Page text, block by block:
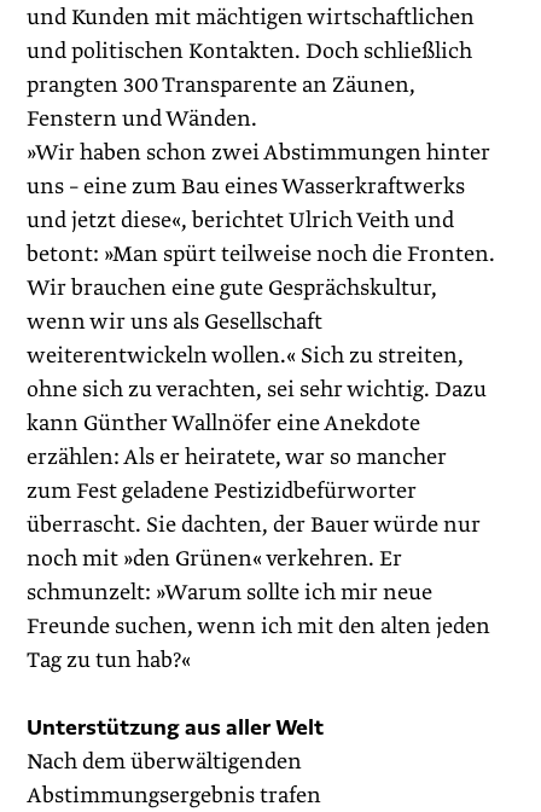
und Kunden mit mächtigen wirtschaftlichen
und politischen Kontakten. Doch schließlich
prangten 300 Transparente an Zäunen,
Fenstern und Wänden.
»Wir haben schon zwei Abstimmungen hinter
uns – eine zum Bau eines Wasserkraftwerks
und jetzt diese«, berichtet Ulrich Veith und
betont: »Man spürt teilweise noch die Fronten.
Wir brauchen eine gute Gesprächskultur,
wenn wir uns als Gesellschaft
weiterentwickeln wollen.« Sich zu streiten,
ohne sich zu verachten, sei sehr wichtig. Dazu
kann Günther Wallnöfer eine Anekdote
erzählen: Als er heiratete, war so mancher
zum Fest geladene Pestizidbefürworter
überrascht. Sie dachten, der Bauer würde nur
noch mit »den Grünen« verkehren. Er
schmunzelt: »Warum sollte ich mir neue
Freunde suchen, wenn ich mit den alten jeden
Tag zu tun hab?«
Unterstützung aus aller Welt
Nach dem überwältigenden
Abstimmungsergebnis trafen